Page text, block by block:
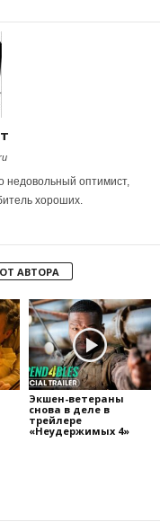
недовольный оптимист,
хороших.
АВТОРА
Экшен-ветераны
снова в деле в
трейлере
«Неудержимых 4»